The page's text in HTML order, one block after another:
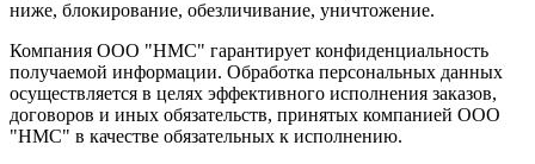
ниже, блокирование, обезличивание, уничтожение.
Компания ООО "НМС" гарантирует конфиденциальность
получаемой информации. Обработка персональных данных
осуществляется в целях эффективного исполнения заказов,
договоров и иных обязательств, принятых компанией ООО
"НМС" в качестве обязательных к исполнению.